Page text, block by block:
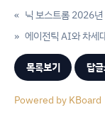
« 닉 보스트롬 2026년
에이전틱 AI와 차세
»
목록보기 답
Powered by KBoard